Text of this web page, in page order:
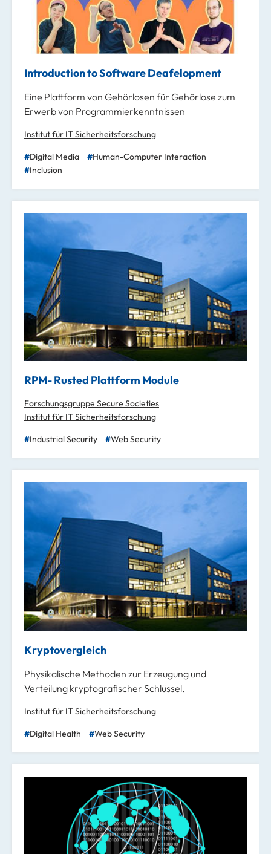
Introduction to Software Deafelopment
Eine Plattform von Gehörlosen für Gehörlose zum
Erwerb von Programmierkenntnissen
Institut für IT Sicherheitsforschung
Digital Media
Human-Computer Interaction
Inclusion
RPM- Rusted Plattform Module
Forschungsgruppe Secure Societies
Institut für IT Sicherheitsforschung
Industrial Security Web Security
Kryptovergleich
Physikalische Methoden zur Erzeugung und
Verteilung kryptografischer Schlüssel.
Institut für IT Sicherheitsforschung
Digital Health Web Security